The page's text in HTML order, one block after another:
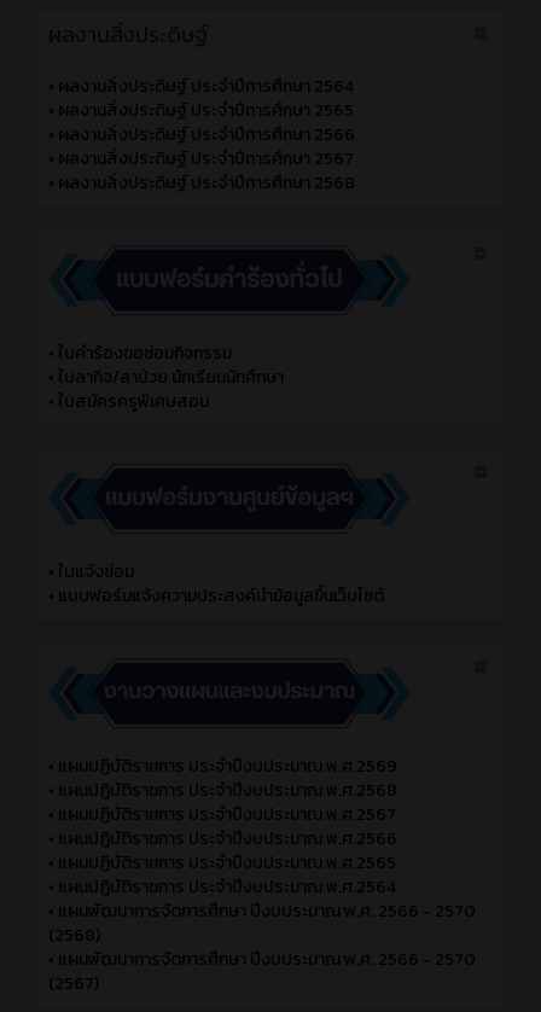
• ผลงานสิ่งประดิษฐ์ ประจำปีการศึกษา 2564
• ผลงานสิ่งประดิษฐ์ ประจำปีการศึกษา 2565
• ผลงานสิ่งประดิษฐ์ ประจำปีการศึกษา 2566
• ผลงานสิ่งประดิษฐ์ ประจำปีการศึกษา 2567
• ผลงานสิ่งประดิษฐ์ ประจำปีการศึกษา 2568
• ใบคำร้องขอซ่อมกิจกรรม
• ใบลากิจ/ลาป่วย นักเรียนนักศึกษา
• ใบสมัครครูพิเศษสอน
• ใบแจ้งซ่อม
• แบบฟอร์มแจ้งความประสงค์นำข้อมูลขึ้นเว็บไซต์
• แผนปฏิบัติราชการ ประจำปีงบประมาณ พ.ศ.2569
• แผนปฏิบัติราชการ ประจำปีงบประมาณ พ.ศ.2568
• แผนปฏิบัติราชการ ประจำปีงบประมาณ พ.ศ.2567
• แผนปฏิบัติราชการ ประจำปีงบประมาณ พ.ศ.2566
• แผนปฏิบัติราชการ ประจำปีงบประมาณ พ.ศ.2565
• แผนปฏิบัติราชการ ประจำปีงบประมาณ พ.ศ.2564
• แผนพัฒนาการจัดการศึกษา ปีงบประมาณ พ.ศ. 2566 - 2570
(2568)
• แผนพัฒนาการจัดการศึกษา ปีงบประมาณ พ.ศ. 2566 - 2570
(2567)